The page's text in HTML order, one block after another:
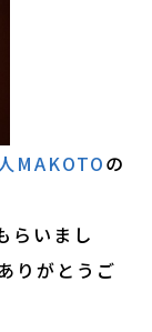
MAKOTOの
らいまし
りがとうご